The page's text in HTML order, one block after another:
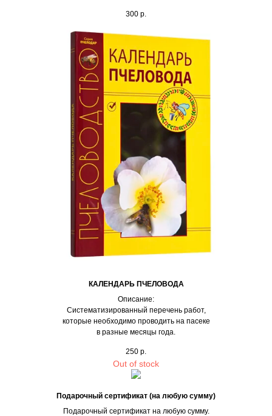
300 р.
КАЛЕНДАРЬ ПЧЕЛОВОДА
Описание:
Систематизированный перечень работ,
которые необходимо проводить на пасеке
в разные месяцы года.
250 р.
Out of stock
Подарочный сертификат (на любую сумму)
Подарочный сертификат на любую сумму.